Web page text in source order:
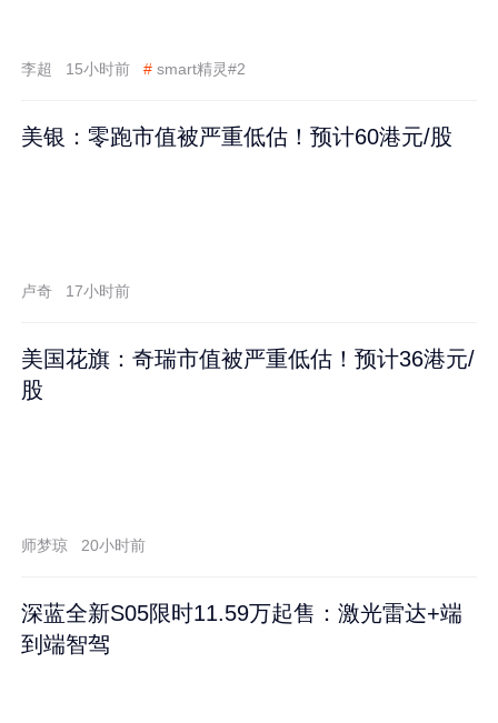
李超 15小时前 # smart精灵#2
美银：零跑市值被严重低估！预计60港元/股
卢奇 17小时前
美国花旗：奇瑞市值被严重低估！预计36港元/
股
师梦琼 20小时前
深蓝全新S05限时11.59万起售：激光雷达+端
到端智驾